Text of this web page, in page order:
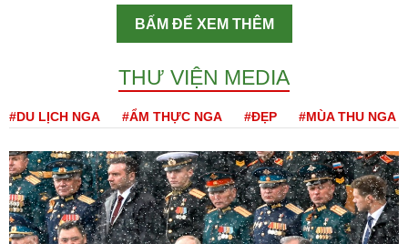
BẤM ĐỂ XEM THÊM
THƯ VIỆN MEDIA
#DU LỊCH NGA #ẨM THỰC NGA #ĐẸP #MÙA THU NGA